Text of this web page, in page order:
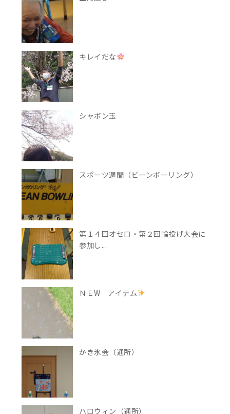
キレイだな
シャボン玉
スポーツ週間（ビーンボーリング）
第１４回オセロ・第２回輪投げ大会に
参加し...
ＮＥW アイテム
かき氷会（通所）
ハロウィン（通所）